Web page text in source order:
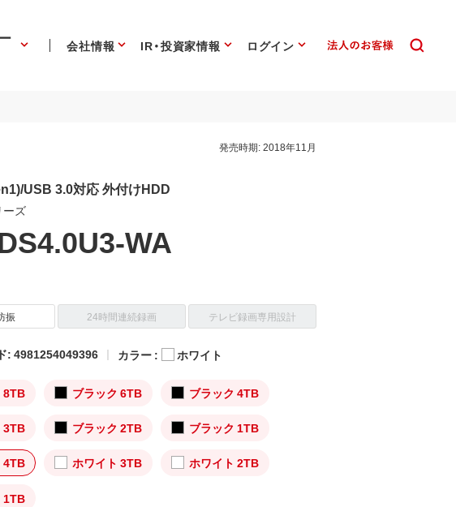
会社情報 IR・投資家情報 ログイン
発売時期:2018年11月
USB 3.0対応 外付けHDD
ーズ
WA
振 24時間連続録画 テレビ録画専用設計
: 4981254049396 カラー : ホワイト
8TB ブラック 6TB ブラック 4TB
3TB ブラック 2TB ブラック 1TB
4TB ホワイト 3TB ホワイト 2TB
1TB